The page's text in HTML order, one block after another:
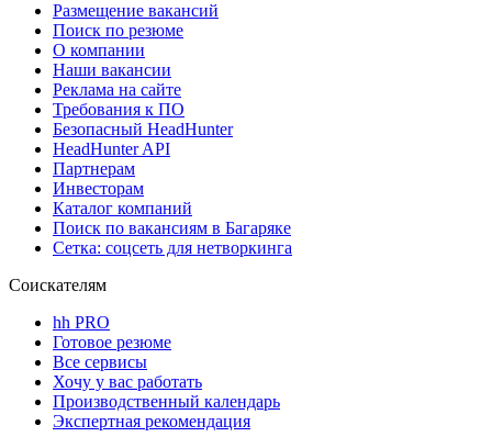
Размещение вакансий
Поиск по резюме
О компании
Наши вакансии
Реклама на сайте
Требования к ПО
Безопасный HeadHunter
HeadHunter API
Партнерам
Инвесторам
Каталог компаний
Поиск по вакансиям в Багаряке
Сетка: соцсеть для нетворкинга
Соискателям
hh PRO
Готовое резюме
Все сервисы
Хочу у вас работать
Производственный календарь
Экспертная рекомендация